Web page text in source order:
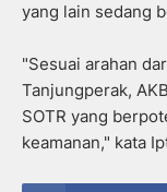
yang lain sedang
"Sesuai arahan
Tanjungperak,
SOTR yang
keamanan," kata